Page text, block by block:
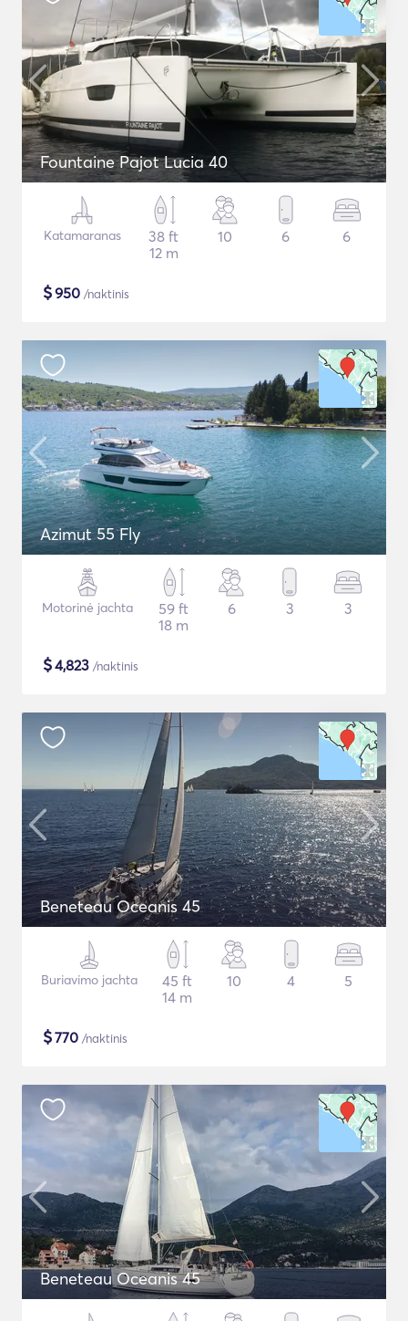
Fountaine Pajot Lucia 40
Katamaranas
38 ft
12 m
10 6 6
$950 /naktinis
Azimut 55 Fly
Motorinė jachta
59 ft
18 m
6 3 3
$4,823 /naktinis
Beneteau Oceanis 45
Buriavimo jachta
45 ft
14 m
10 4 5
$770 /naktinis
Beneteau Oceanis 45